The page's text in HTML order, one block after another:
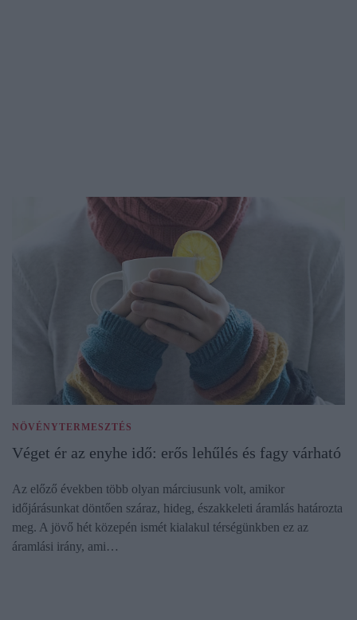
NÖVÉNYTERMESZTÉS
Véget ér az enyhe idő: erős lehűlés és fagy várható
Az előző években több olyan márciusunk volt, amikor
időjárásunkat döntően száraz, hideg, északkeleti áramlás határozta
meg. A jövő hét közepén ismét kialakul térségünkben ez az
áramlási irány, ami…